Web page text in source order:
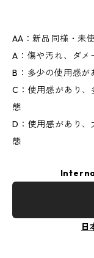
AA：新品同様・未
A：傷や汚れ、ダメ
B：多少の使用感が
C：使用感があり
態
D：使用感があり
態
日